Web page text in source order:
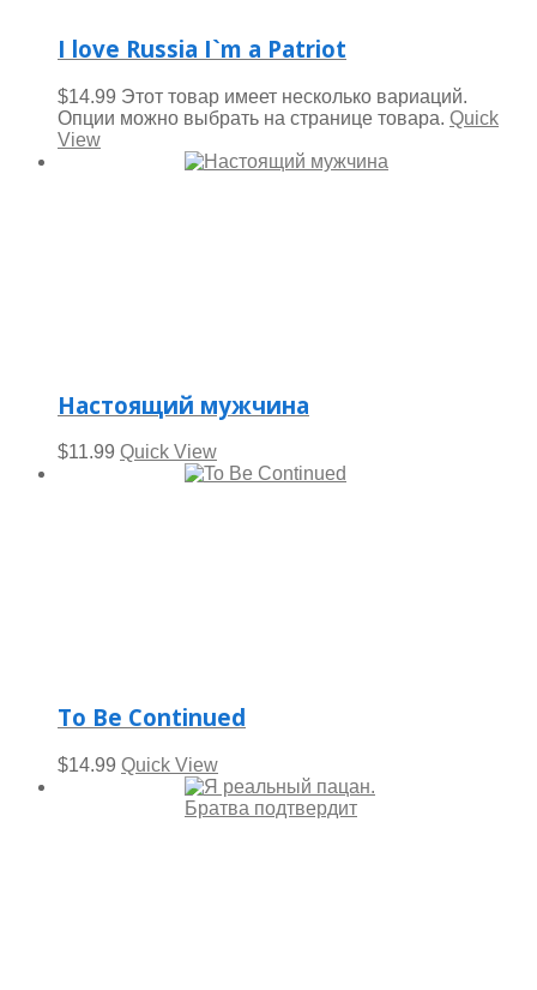
I love Russia I`m a Patriot
$14.99 Этот товар имеет несколько вариаций.
Опции можно выбрать на странице товара. Quick
View
Настоящий мужчина
$11.99 Quick View
To Be Continued
$14.99 Quick View